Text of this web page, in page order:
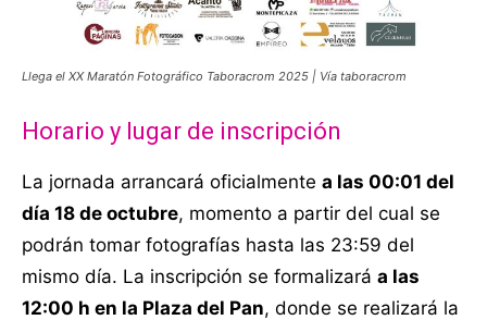
Llega el XX Maratón Fotográfico Taboracrom 2025 | Vía taboracrom
Horario y lugar de inscripción
La jornada arrancará oficialmente a las 00:01 del
día 18 de octubre, momento a partir del cual se
podrán tomar fotografías hasta las 23:59 del
mismo día. La inscripción se formalizará a las
12:00 h en la Plaza del Pan, donde se realizará la